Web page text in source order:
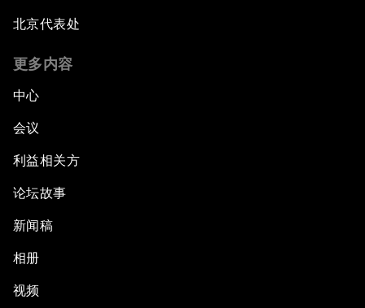
北京代表处
更多内容
中心
会议
利益相关方
论坛故事
新闻稿
相册
视频